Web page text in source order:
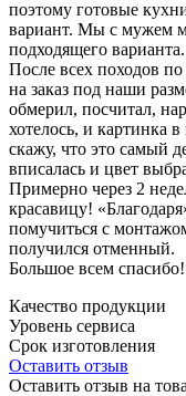
поэтому готовые
вариант. Мы с мужем
подходящего варианта.
После всех походов
на заказ под наши
обмерил, посчитал,
хотелось, и картинка
скажу, что это самый
вписалась и цвет
Примерно через 2
красавицу!
помучиться с
получился отменный.
Большое всем
Качество продукции
Уровень сервиса
Срок изготовления
Оставить отзыв
Оставить отзыв на